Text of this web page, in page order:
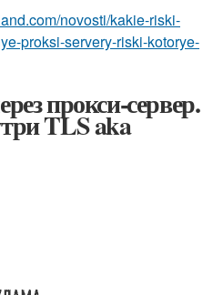
novosti/kakie-riski-
proksi-servery-riski-kotorye-
прокси-сервер.
TLS aka